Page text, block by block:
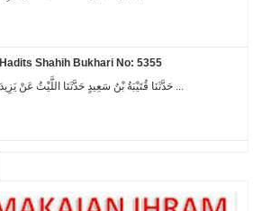
Hadits Shahih Bukhari No: 5355
حَدَّثَنَا قُتَيْبَةُ بْنُ سَعِيدٍ حَدَّثَنَا اللَّيْثُ عَنْ يَزِيدَ ...